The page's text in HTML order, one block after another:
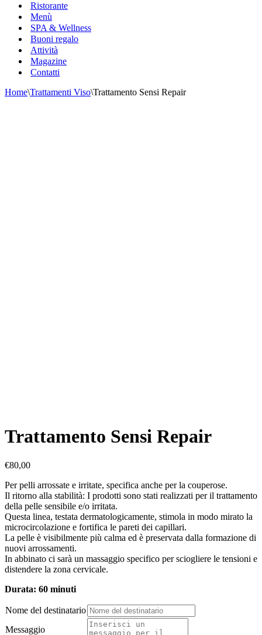
Ristorante
Menù
SPA & Wellness
Buoni regalo
Attività
Magazine
Contatti
Home\Trattamenti Viso\Trattamento Sensi Repair
Trattamento Sensi Repair
€80,00
Per pelli arrossate e irritate, specifica anche per la couperose.
Il ritorno alla stabilità: I prodotti sono stati realizzati per il trattamento
della pelle sensibile e/o irritata.
Questa linea, testata dermatologicamente, stimola in modo mirato la
microcircolazione e fortifica le pareti dei capillari.
La pelle è visibilmente più calma ed è preservata dalla formazione di
nuovi arrossamenti.
In abbinato ci sarà un massaggio specifico per sciogliere le tensioni e
distendere la zona cervicale.
Durata: 60 minuti
Nome del destinatario
Messaggio